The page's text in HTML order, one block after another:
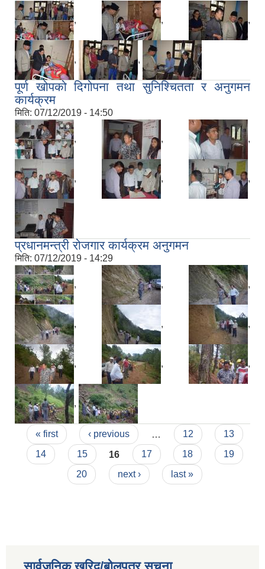
, , ,
, ,
पूर्ण खोपको दिगोपना तथा सुनिश्चितता र अनुगमन
कार्यक्रम
मिति: 07/12/2019 - 14:50
, , ,
, , ,
प्रधानमन्त्री रोजगार कार्यक्रम अनुगमन
मिति: 07/12/2019 - 14:29
, , ,
, , ,
, , ,
,
Pages
« first ‹ previous 12
13
14
15 16 17 18
19
20
next › last »